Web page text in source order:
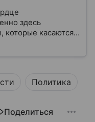
здесь
которые касаются
и
Политика
Поделиться